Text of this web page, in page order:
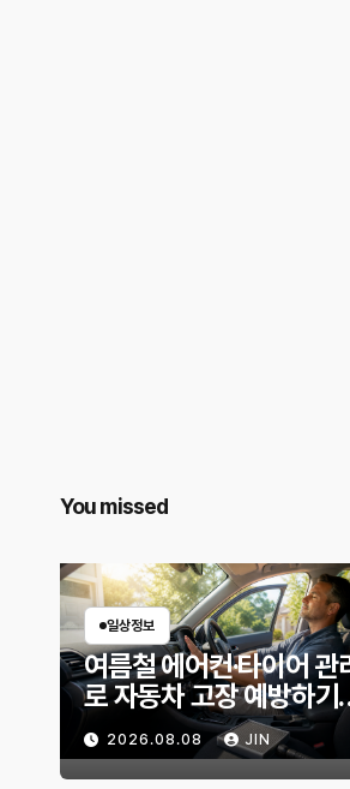
You missed
일상정보
여름철 에어컨·타이어 관
로 자동차 고장 예방하기
10분 점검 루틴, 무엇부터
인할까?
2026.08.08 JIN